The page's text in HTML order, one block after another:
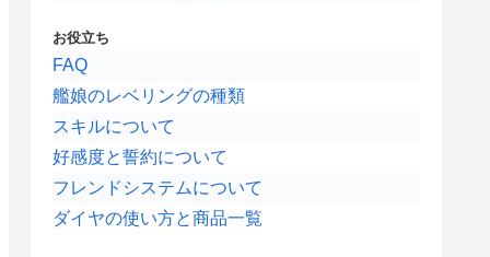
お役立ち
FAQ
艦娘のレベリングの種類
スキルについて
好感度と誓約について
フレンドシステムについて
ダイヤの使い方と商品一覧